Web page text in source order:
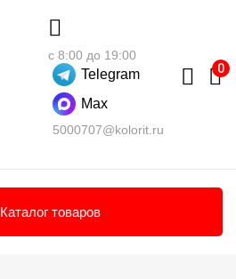
с 8:00 до 19:00
Telegram
Max
5000707@kolorit.ru
Каталог товаров